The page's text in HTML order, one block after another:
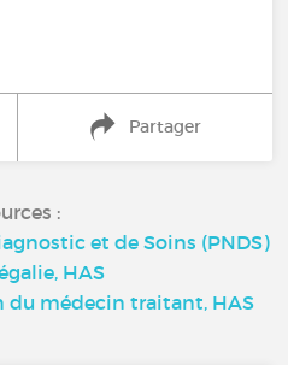
Partager
:
et de Soins (PNDS)
HAS
du médecin traitant, HAS